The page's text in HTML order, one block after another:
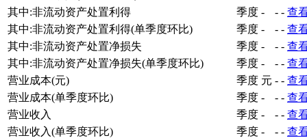
其中:非流动资产处置利得
季度 - - - 查
其中:非流动资产处置利得(单季度环比)
季度 - - - 查
其中:非流动资产处置净损失
季度 - - - 查
其中:非流动资产处置净损失(单季度环比)
季度 - - - 查
营业成本(元)
季度 元 - - 查
营业成本(单季度环比)
季度 - - - 查
营业收入
季度 - - - 查
营业收入(单季度环比)
季度 - - - 查